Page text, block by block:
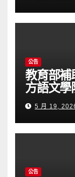
公告
教育部補
方語文
5 月 19,
公告